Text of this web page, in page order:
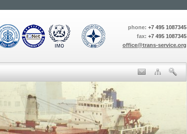
phone: +7 495 1087345
fax: +7 495 1087345
office@trans-service.org